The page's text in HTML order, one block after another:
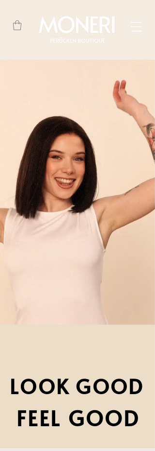
LOOK GOOD
LOOK GOOD
FEEL GOOD
FEEL GOOD